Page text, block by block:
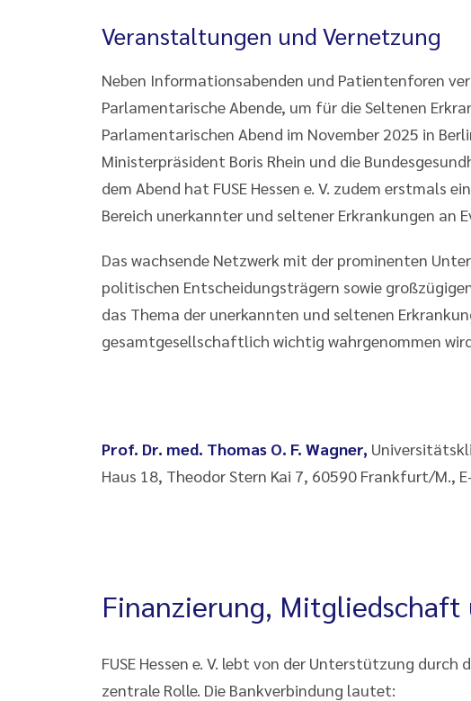
Veranstaltungen und Vernetzung
Neben Informationsabenden und Patientenforen
Parlamentarische Abende, um für die Seltenen
Parlamentarischen Abend im November 2025 in
Ministerpräsident Boris Rhein und die
dem Abend hat FUSE Hessen e. V. zudem erstmals
Bereich unerkannter und seltener Erkrankungen an
Das wachsende Netzwerk mit der prominenten
politischen Entscheidungsträgern sowie
das Thema der unerkannten und seltenen
gesamtgesellschaftlich wichtig wahrgenommen
Prof. Dr. med. Thomas O. F. Wagner,
Haus 18, Theodor Stern Kai 7, 60590 Frankfurt/M.,
Finanzierung,
FUSE Hessen e. V. lebt von der Unterstützung durch
zentrale Rolle. Die Bankverbindung lautet: